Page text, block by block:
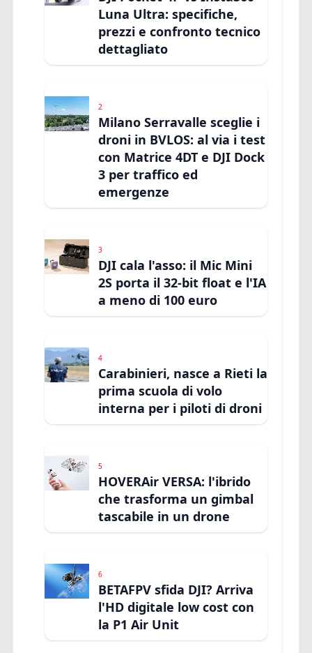
Luna Ultra: specifiche,
prezzi e confronto tecnico
dettagliato
2
Milano Serravalle sceglie i
droni in BVLOS: al via i test
con Matrice 4DT e DJI Dock
3 per traffico ed
emergenze
3
DJI cala l'asso: il Mic Mini
2S porta il 32-bit float e l'IA
a meno di 100 euro
4
Carabinieri, nasce a Rieti la
prima scuola di volo
interna per i piloti di droni
5
HOVERAir VERSA: l'ibrido
che trasforma un gimbal
tascabile in un drone
6
BETAFPV sfida DJI? Arriva
l'HD digitale low cost con
la P1 Air Unit